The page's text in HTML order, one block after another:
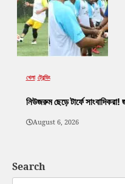
খেলা ট্রেন্ডিং
নিউজরুম ছেড়ে টার্ফে
August 6, 2026
Search